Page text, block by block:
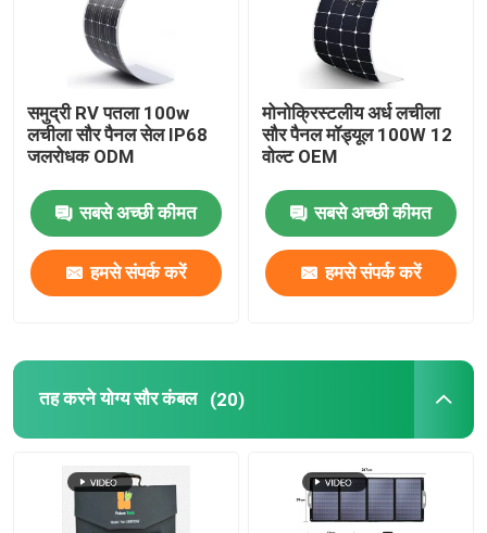
समुद्री RV पतला 100w
लचीला सौर पैनल सेल IP68
जलरोधक ODM
सबसे अच्छी कीमत
हमसे संपर्क करें
मोनोक्रिस्टलीय अर्ध लचीला
सौर पैनल मॉड्यूल 100W 12
वोल्ट OEM
सबसे अच्छी कीमत
हमसे संपर्क करें
तह करने योग्य सौर कंबल (20)